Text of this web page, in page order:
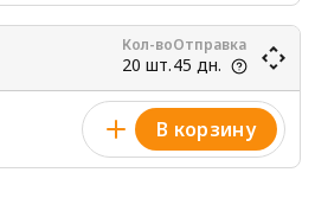
Кол-во
20 шт.
Отправка
45 дн.
В корзину